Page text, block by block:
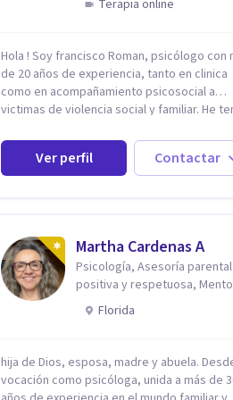
Terapia online
Hola ! Soy francisco Roman, psicólogo con
de 20 años de experiencia, tanto en clinica
como en acompañamiento psicosocial a
victimas de violencia social y familiar. He
familias en todos los espacios y esto me
dado un una variedad de aprendizajes que
ahora pongo a tu disposicion. En la actualidad
sesión lo acordamos en el primer contacto
Ver perfil Contactar
Martha Cardenas A
Psicología, Asesoría parental
positiva y respetuosa,
reconexión contigo
Florida
hija de Dios, esposa, madre y abuela.
vocación como psicóloga, unida a más de